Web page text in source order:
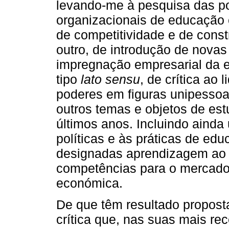
levando-me à pesquisa das
organizacionais de
de competitividade e de
outro, de introdução de
impregnação empresarial da
tipo lato sensu, de crítica ao
poderes em figuras
outros temas e objetos de
últimos anos. Incluindo
políticas e às práticas de
designadas aprendizagem
competências para o
económica.
De que têm resultado
crítica que, nas suas mais